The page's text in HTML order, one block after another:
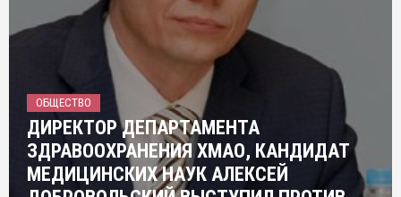
ОБЩЕСТВО
ДИРЕКТОР ДЕПАРТАМЕНТА
ЗДРАВООХРАНЕНИЯ ХМАО, КАНДИДАТ
МЕДИЦИНСКИХ НАУК АЛЕКСЕЙ